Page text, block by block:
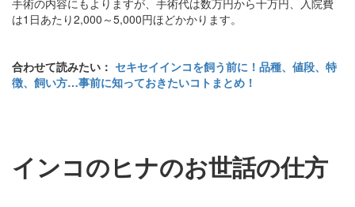
手術の内容にもよりますが、手術代は数万円から十万円、入院費
は1日あたり2,000～5,000円ほどかかります。
合わせて読みたい： セキセイインコを飼う前に！品種、値段、特
徴、飼い方…事前に知っておきたいコトまとめ！
インコのヒナのお世話の仕方